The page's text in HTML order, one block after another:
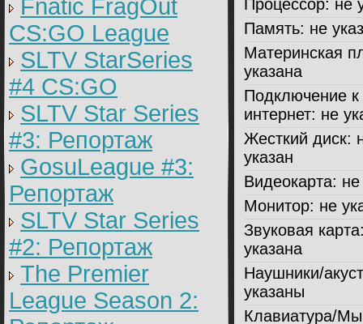
Fnatic FragOut
CS:GO League
SLTV StarSeries
#4 CS:GO
SLTV Star Series
#3: Репортаж
GosuLeague #3:
Репортаж
SLTV Star Series
#2: Репортаж
The Premier
League Season 2:
Процессор: не
Память: не
Материнская
указана
Подключение к
интернет: не
Жесткий диск:
указан
Видеокарта: не
Монитор: не
Звуковая
указана
Наушники/
указаны
Клавиатура/